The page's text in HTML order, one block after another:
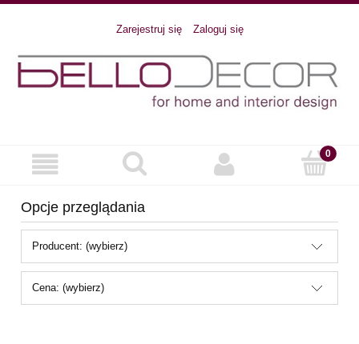
Zarejestruj się Zaloguj się
Opcje przeglądania
Producent: (wybierz)
Cena: (wybierz)